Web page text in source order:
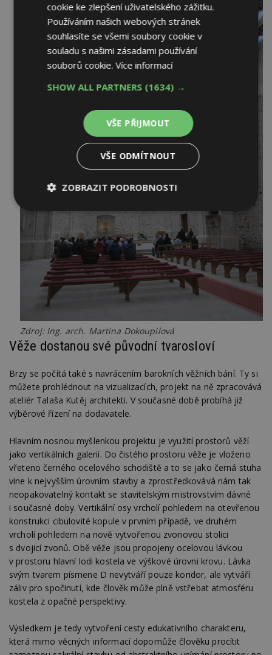
Zdroj: Ing. arch. Martina Dokoupilová
Věže dostanou své původní tvarosloví
Brzy se počítá také s navrácením barokních věžních bání. Ty si
můžete prohlédnout na vizualizacích, projekt na ně zpracovává
ateliér Talaša Kutěj architekti. V současné době probíhá již
výběrové řízení na dodavatele.
Hlavním nosnou myšlenkou projektu je využití prostorů věží
jako vertikálních galerií. Do čistého prostoru věže je vloženo
vřeteno černého ocelového schodiště a to se jako černá stuha
vine k nejvyšším úrovním stavby a zprostředkovává nám tak
neopakovatelný kontakt se stavitelským mistrovstvím dávné
i současné doby. Vertikální osy vrcholí pohledem na otevřenou
konstrukci cibulovité kopule v prvním případě, ve druhém
vrcholí pohledem na nově vytvořenou zvonovou stolici
s dvojicí zvonů. Obě věže jsou propojeny ocelovou lávkou
v prostoru hlavní lodi kostela ve výškové úrovni krovu. Lávka
svým tvarem písmene D nevytváří pouze koridor, ale vytváří
záliv pro spočinutí, kde člověk může plně vstřebat atmosféru
kostela z opačné perspektivy.
Výsledkem je tedy vytvoření cesty edukativního charakteru,
která mimo věcných informací dopomůže člověku procítit
cookie ke zlepšení uživatelského zážitku.
Používáním našich webových stránek
souhlasíte se všemi soubory cookie v
souladu s našimi zásadami používání
souborů cookie.Více informací
SHOW ALL PARTNERS (1634) →
VŠE PŘIJMOUT
VŠE ODMÍTNOUT
ZOBRAZIT PODROBNOSTI
Nezbytně
nutné
soubory
Výkonové
soubory
Soubory
cílení
Funkční soubory
Nezařazené
soubory
Nezbytně nutné soubory
Výkonové soubory
Soubory cílení
Funkční soubory
Nezařazené soubory
funkce webových stránek, jako je přihlášení
uživatele a správa účtu. Webové stránky nelze bez
nezbytně nutných souborů cookie správně
používat.
Název
Doména
Vyprší
_hjIncludedInPageviewSample
Hotjar Ltd
www.estav.cz
minuty
_dc_gtm_UA-53599847-1
.estav.cz
53
sekund